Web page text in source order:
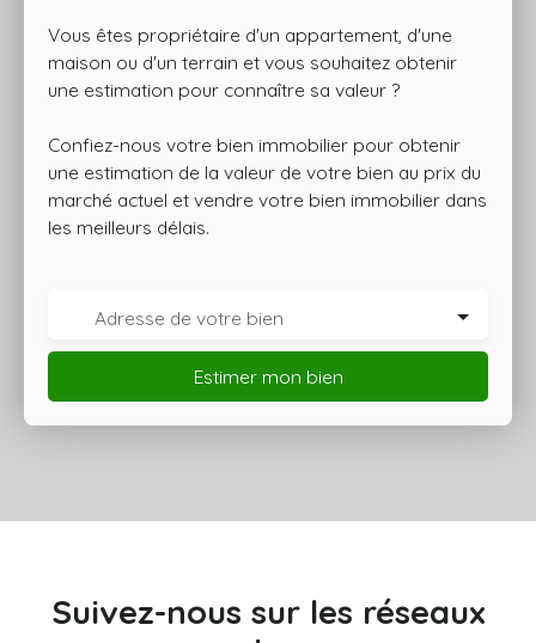
Vous êtes propriétaire d'un appartement, d'une
maison ou d'un terrain et vous souhaitez obtenir
une estimation pour connaître sa valeur ?
Confiez-nous votre bien immobilier pour obtenir
une estimation de la valeur de votre bien au prix du
marché actuel et vendre votre bien immobilier dans
les meilleurs délais.
Adresse de votre bien
Estimer mon bien
Suivez-nous sur les réseaux